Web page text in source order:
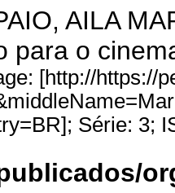
AILA
para o
[http://https://
Série: 3;